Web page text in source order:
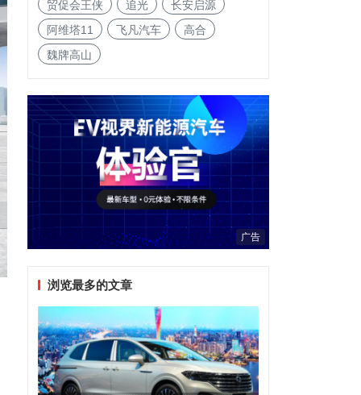
贸促会王侠
追光
长安启源
阿维塔11
飞凡汽车
高合
魏牌高山
广告
浏览最多的文章